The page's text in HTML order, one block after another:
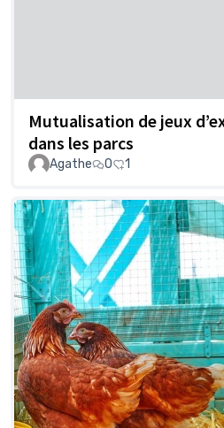
Mutualisation de jeux
dans les parcs
Agathe 0 1